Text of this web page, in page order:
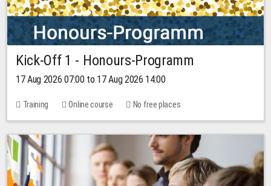
Kick-Off 1 - Honours-Programm
17 Aug 2026 07:00 to 17 Aug 2026 14:00
Training Online course No free places